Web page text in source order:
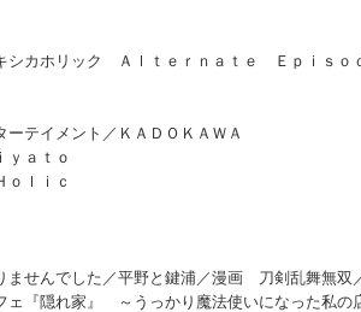
シカホリック Ａｌｔｅｒｎａｔｅ Ｅｐｉｓｏ
テイメント／ＫＡＤＯＫＡＷＡ
ｙａｔｏ
ｏｌｉｃ
ませんでした／平野と鍵浦／漫画 刀剣乱舞無双
ェ『隠れ家』 ～うっかり魔法使いになった私の